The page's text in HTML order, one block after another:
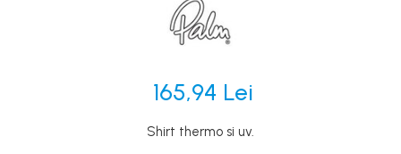
165,94 Lei
Shirt thermo si uv.